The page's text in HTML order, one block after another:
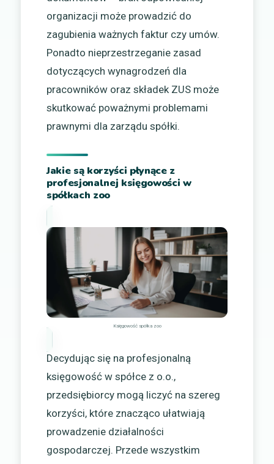
organizacji może prowadzić do
zagubienia ważnych faktur czy umów.
Ponadto nieprzestrzeganie zasad
dotyczących wynagrodzeń dla
pracowników oraz składek ZUS może
skutkować poważnymi problemami
prawnymi dla zarządu spółki.
Jakie są korzyści płynące z
profesjonalnej księgowości w
spółkach zoo
Księgowość spółka zoo
Decydując się na profesjonalną
księgowość w spółce z o.o.,
przedsiębiorcy mogą liczyć na szereg
korzyści, które znacząco ułatwiają
prowadzenie działalności
gospodarczej. Przede wszystkim